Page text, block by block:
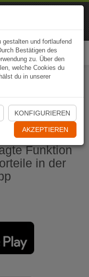
öffnen
Funktion
in der
und fortlaufend
Bestätigen des
zu. Über den
welche Cookies du
du in unserer
KONFIGURIEREN
AKZEPTIEREN